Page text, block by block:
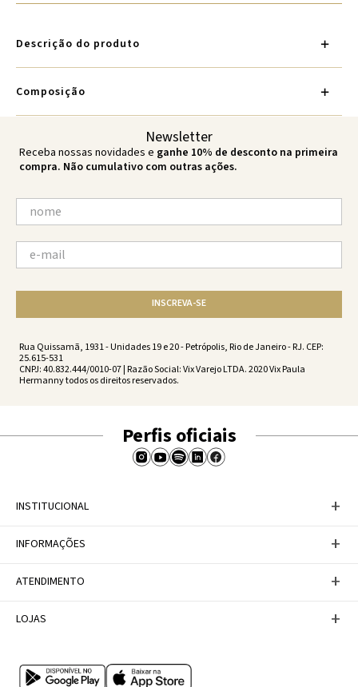
Descrição do produto
Composição
Newsletter
Receba nossas novidades e ganhe 10% de desconto na primeira
compra. Não cumulativo com outras ações.
INSCREVA-SE
Rua Quissamã, 1931 - Unidades 19 e 20 - Petrópolis, Rio de Janeiro - RJ. CEP:
25.615-531
CNPJ: 40.832.444/0010-07 | Razão Social: Vix Varejo LTDA. 2020 Vix Paula
Hermanny todos os direitos reservados.
Perfis oficiais
INSTITUCIONAL +
A Marca
Trabalhe conosco
INFORMAÇÕES +
Política de Privacidade
Tabela de Medidas
ATENDIMENTO +
Personal Shopper
LOJAS +
Multimarcas